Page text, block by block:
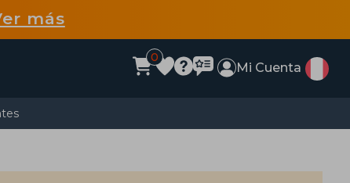
más
0
Mi Cuenta